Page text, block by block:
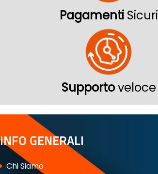
Pagamenti Sicuri
Supportoveloce
INFO GENERALI
Chi Siamo